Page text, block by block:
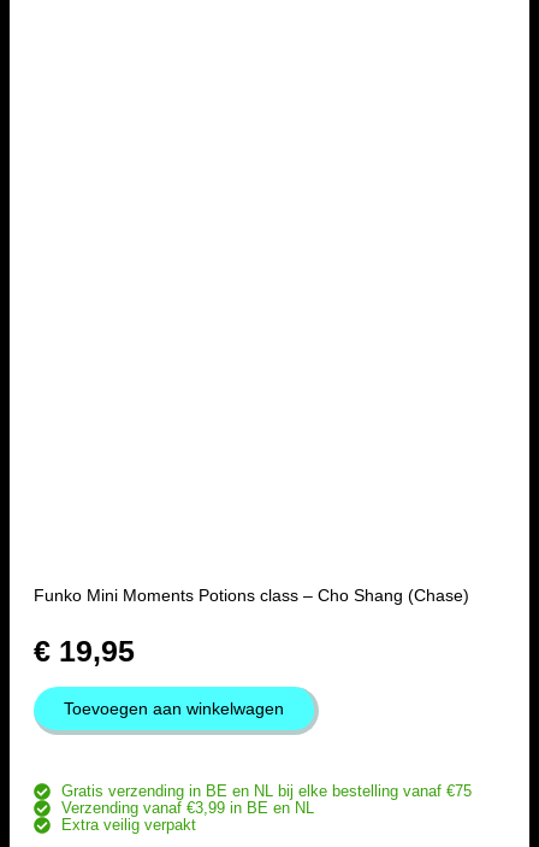
Funko Mini Moments Potions class – Cho Shang (Chase)
€ 19,95
Toevoegen aan winkelwagen
Gratis verzending in BE en NL bij elke bestelling vanaf €75
Verzending vanaf €3,99 in BE en NL
Extra veilig verpakt